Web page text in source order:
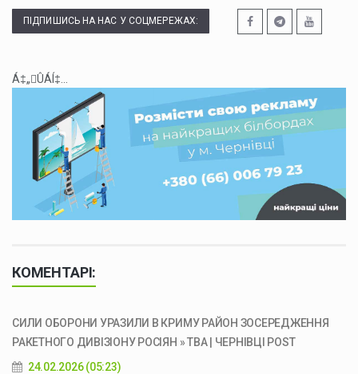
ПІДПИШИСЬ НА НАС У СОЦМЕРЕЖАХ:
Á‡„ÛÁÍ‡...
КОМЕНТАРІ:
СИЛИ ОБОРОНИ УРАЗИЛИ В КРИМУ РАЙОН ЗОСЕРЕДЖЕННЯ
РАКЕТНОГО ДИВІЗІОНУ РОСІЯН » ТВА | ЧЕРНІВЦІ POST
24.02.2026 (05:23)